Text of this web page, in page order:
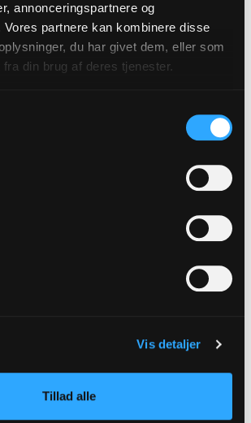
annonceringspartnere og
Vores partnere kan kombinere disse
du har givet dem, eller som
din brug af deres tjenester.
Vis detaljer
Tillad alle
af:
Lausten
Larsen